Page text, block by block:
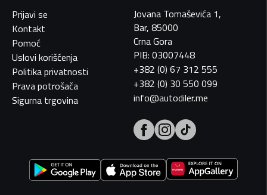
Prijavi se
Kontakt
Pomoć
Uslovi korišćenja
Politika privatnosti
Prava potrošača
Sigurna trgovina
Jovana Tomaševića 1,
Bar, 85000
Crna Gora
PIB: 03007448
+382 (0) 67 312 555
+382 (0) 30 550 099
info@autodiler.me